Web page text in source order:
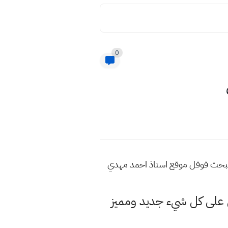
0
قوقل موقع استاذ احمد مهدي
كل شيء جديد ومميز